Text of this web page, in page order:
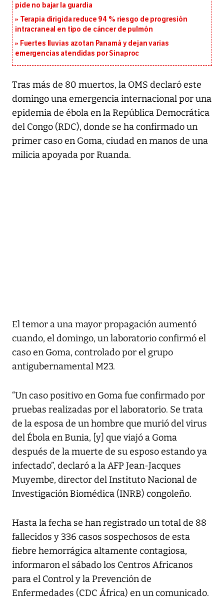
pide no bajar la guardia
Terapia dirigida reduce 94 % riesgo de progresión
intracraneal en tipo de cáncer de pulmón
Fuertes lluvias azotan Panamá y dejan varias
emergencias atendidas por Sinaproc
Tras más de 80 muertos, la OMS declaró este
domingo una emergencia internacional por una
epidemia de ébola en la República Democrática
del Congo (RDC), donde se ha confirmado un
primer caso en Goma, ciudad en manos de una
milicia apoyada por Ruanda.
El temor a una mayor propagación aumentó
cuando, el domingo, un laboratorio confirmó el
caso en Goma, controlado por el grupo
antigubernamental M23.
“Un caso positivo en Goma fue confirmado por
pruebas realizadas por el laboratorio. Se trata
de la esposa de un hombre que murió del virus
del Ébola en Bunia, [y] que viajó a Goma
después de la muerte de su esposo estando ya
infectado”, declaró a la AFP Jean-Jacques
Muyembe, director del Instituto Nacional de
Investigación Biomédica (INRB) congoleño.
Hasta la fecha se han registrado un total de 88
fallecidos y 336 casos sospechosos de esta
fiebre hemorrágica altamente contagiosa,
informaron el sábado los Centros Africanos
para el Control y la Prevención de
Enfermedades (CDC África) en un comunicado.